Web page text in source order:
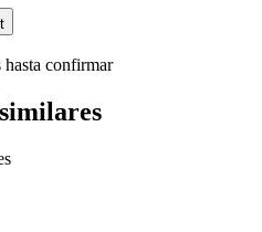
hasta confirmar